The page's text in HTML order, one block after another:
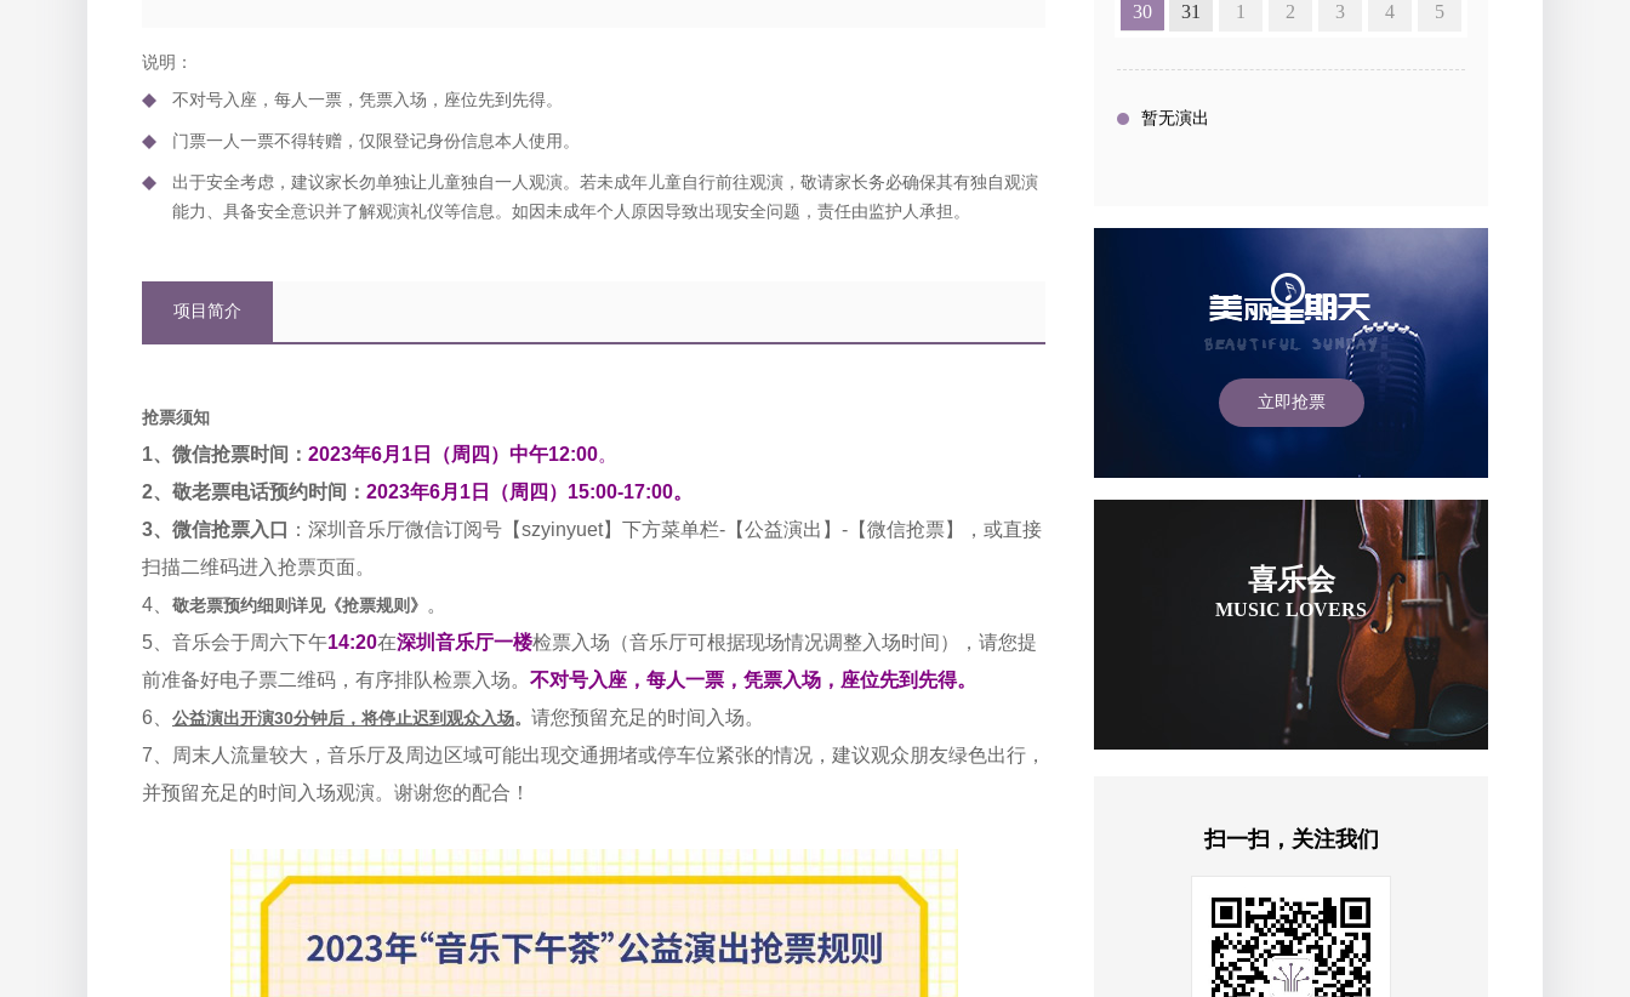
说明：
不对号入座，每人一票，凭票入场，座位先到先得。
门票一人一票不得转赠，仅限登记身份信息本人使用。
出于安全考虑，建议家长勿单独让儿童独自一人观演。若未成年儿童自行前往观演，敬请家长务必确保其有独自观演
能力、具备安全意识并了解观演礼仪等信息。如因未成年个人原因导致出现安全问题，责任由监护人承担。
项目简介
抢票须知
1、微信抢票时间： 2023年6月1日（周四）中午12:00。
2、敬老票电话预约时间： 2023年6月1日（周四）15:00-17:00。
3、微信抢票入口
：深圳音乐厅微信订阅号【szyinyuet】下方菜单栏- 【公益演出】 - 【微信抢票】，或直接
扫描二维码进入抢票页面。
4、 敬老票预约细则详见《抢票规则》 。
5、音乐会于周六下午14:20在深圳音乐厅一楼检票入场（音乐厅可根据现场情况调整入场时间），请您提
前准备好电子票二维码，有序排队检票入场。 不对号入座，每人一票，凭票入场，座位先到先得。
6、 公益演出开演30分钟后，将停止迟到观众入场。 请您预留充足的时间入场。
7、周末人流量较大，音乐厅及周边区域可能出现交通拥堵或停车位紧张的情况，建议观众朋友绿色出行，
并预留充足的时间入场观演。谢谢您的配合！
30 31 1 2 3 4 5
暂无演出
立即抢票
喜乐会
MUSIC LOVERS
扫一扫，关注我们